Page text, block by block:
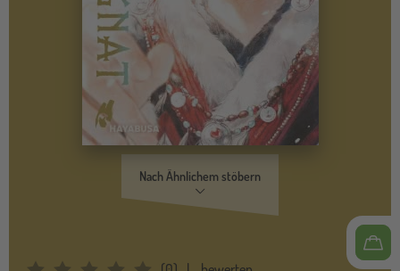
Nach Ähnlichem stöbern